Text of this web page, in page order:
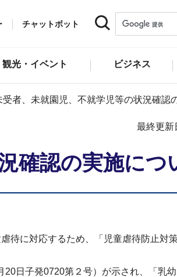
チャットボット
観光・イベント ビジネス
者、未就園児、不就学児等の状況確認
最終更新
確認の実施につ
待に対応するため、「児童虐待防止対
日子発0720第２号）が示され、「乳